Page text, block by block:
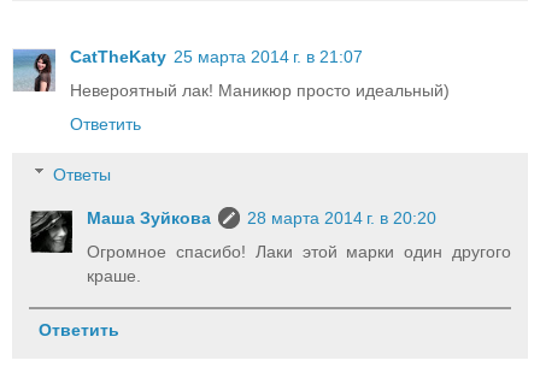
CatTheKaty 25 марта 2014 г. в 21:07
Невероятный лак! Маникюр просто идеальный)
Ответить
Ответы
Маша Зуйкова
28 марта 2014 г. в 20:20
Огромное спасибо! Лаки этой марки один другого
краше.
Ответить